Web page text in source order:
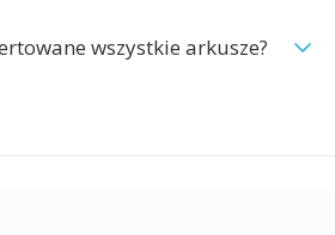
wszystkie arkusze?